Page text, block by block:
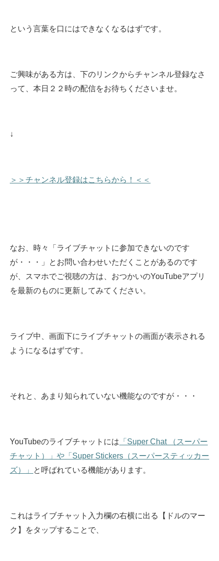
という言葉を口にはできなくなるはずです。
ご興味がある方は、下のリンクからチャンネル登録なさ
って、本日２２時の配信をお待ちくださいませ。
↓
＞＞チャンネル登録はこちらから！＜＜
なお、時々「ライブチャットに参加できないのです
が・・・」とお問い合わせいただくことがあるのです
が、スマホでご視聴の方は、おつかいのYouTubeアプリ
を最新のものに更新してみてください。
ライブ中、画面下にライブチャットの画面が表示される
ようになるはずです。
それと、あまり知られていない機能なのですが・・・
YouTubeのライブチャットには 「Super Chat （スーパー
チャット）」や「Super Stickers（スーパースティッカー
ズ）」
と呼ばれている機能があります。
これはライブチャット入力欄の右横に出る【ドルのマー
ク】をタップすることで、